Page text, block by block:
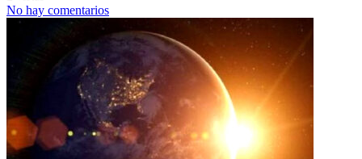
No hay comentarios